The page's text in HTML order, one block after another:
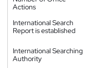
Actions
International Search
Report is established
International Searching
Authority